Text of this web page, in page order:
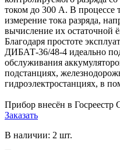
током до 300 А. В процессе
измерение тока разряда,
вычисление их остаточной
Благодаря простоте
ДИБАТ-36/48-4 идеально
обслуживания
подстанциях,
гидроэлектростанциях, в
Прибор внесён в
Заказать
В наличии: 2 шт.